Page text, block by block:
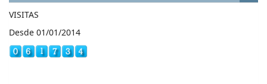
VISITAS
Desde 01/01/2014